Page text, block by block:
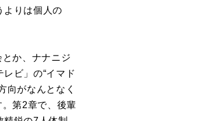
よりは個人の
か、ナナニジ
ビ」の“イマド
向がなんとなく
。第2章で、後輩